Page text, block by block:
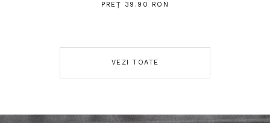
PREȚ 39.90 RON
VEZI TOATE